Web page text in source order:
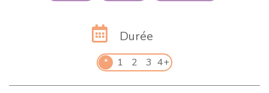
Durée
* 1 2 3 4+